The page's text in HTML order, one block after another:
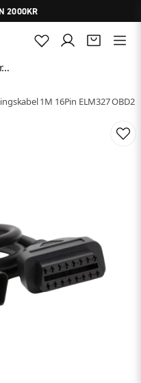
2000KR
1M 16Pin ELM327 OBD2